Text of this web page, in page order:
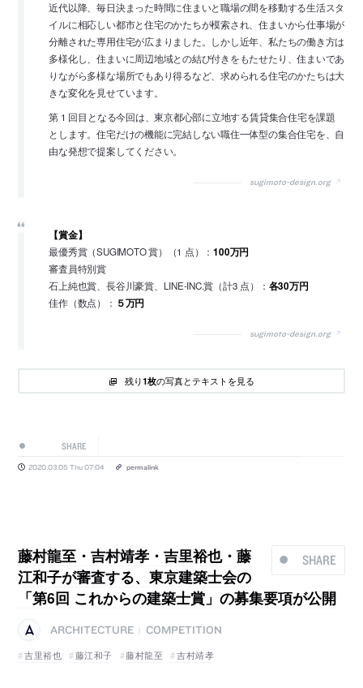
近代以降、毎日決まった時間に住まいと職場の間を移動する生活スタ
イルに相応しい都市と住宅のかたちが模索され、住まいから仕事場が
分離された専用住宅が広まりました。しかし近年、私たちの働き方は
多様化し、住まいに周辺地域との結び付きをもたせたり、住まいであ
りながら多様な場所でもあり得るなど、求められる住宅のかたちは大
きな変化を見せています。
第 1 回目となる今回は、東京都心部に立地する賃貸集合住宅を課題
とします。住宅だけの機能に完結しない職住一体型の集合住宅を、自
由な発想で提案してください。
sugimoto-design.org
【賞金】
最優秀賞（SUGIMOTO 賞）（1 点）：100万円
審査員特別賞
石上純也賞、長谷川豪賞、LINE-INC.賞（計3 点）： 各30万円
佳作（数点）： ５万円
sugimoto-design.org
残り1枚の写真とテキストを見る
SHARE
2020.03.05 Thu 07:04 permalink
SHARE
藤村龍至・吉村靖孝・吉里裕也・藤
江和子が審査する、東京建築士会の
「第6回 これからの建築士賞」の募集要項が公開
ARCHITECTURE
COMPETITION
吉里裕也
藤江和子 藤村龍至 吉村靖孝